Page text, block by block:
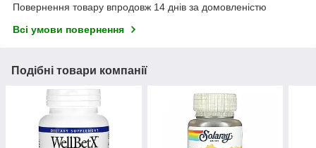
Повернення товару впродовж 14 днів за домовленістю
Всі умови повернення
Подібні товари компанії